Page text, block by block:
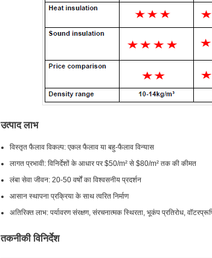
उत्पाद लाभ
विस्तृत फैलाव विकल्प: एकल फैलाव या बहु-फैलाव विन्यास
लागत प्रभावी: विनिर्देशों के आधार पर $50/m² से $80/m² तक की कीमत
लंबा सेवा जीवन: 20-50 वर्षों का विश्वसनीय प्रदर्शन
आसान स्थापना प्रक्रिया के साथ त्वरित निर्माण
अतिरिक्त लाभ: पर्यावरण संरक्षण, संरचनात्मक स्थिरता, भूकंप प्रतिरोध,
तकनीकी विनिर्देश